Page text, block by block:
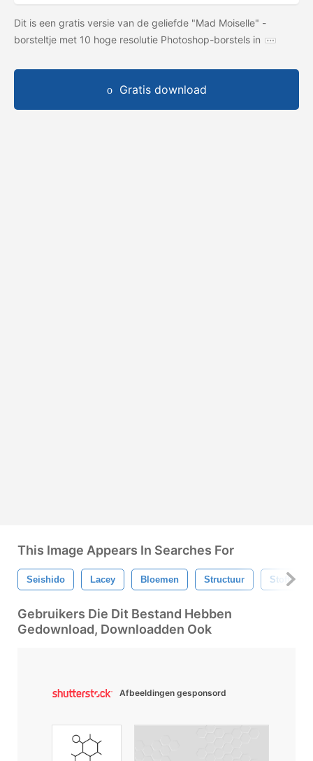
Dit is een gratis versie van de geliefde "Mad Moiselle" -
borsteltje met 10 hoge resolutie Photoshop-borstels in
Gratis download
This Image Appears In Searches For
Seishido Lacey Bloemen Structuur Stoffen
Gebruikers Die Dit Bestand Hebben
Gedownload, Downloadden Ook
Afbeeldingen gesponsord